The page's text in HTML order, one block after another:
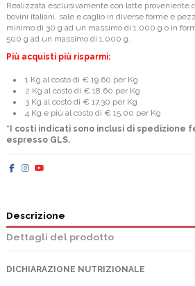
Realizzata esclusivamente con latte proveniente
bovini italiani, sale e caglio in diverse forme e
minimo di 30 g ad un massimo di 1.000 g o in
500 g ad un massimo di 1.000 g.
Più acquisti più risparmi:
1 Kg al costo di € 19.60 per Kg
2 Kg al costo di € 18.60 per Kg
3 Kg al costo di € 17.30 per Kg
4 Kg e più al costo di € 15.00 per Kg
*I costi indicati sono inclusi di spedizione
espresso GLS.
Descrizione
Dettagli del prodotto
DICHIARAZIONE NUTRIZIONALE